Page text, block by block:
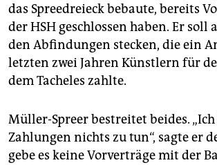
das Spreedreieck bebaute, bereits
der HSH geschlossen haben. Er soll
den Abfindungen stecken, die ein
letzten zwei Jahren Künstlern für
dem Tacheles zahlte.
Müller-Spreer bestreitet beides.
Zahlungen nichts zu tun“, sagte er
gebe es keine Vorverträge mit der